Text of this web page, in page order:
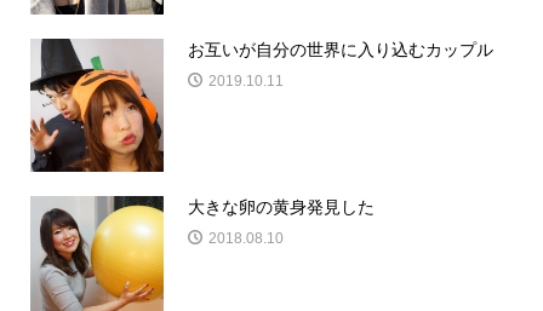
お互いが自分の世界に入り込むカップル
2019.10.11
大きな卵の黄身発見した
2018.08.10